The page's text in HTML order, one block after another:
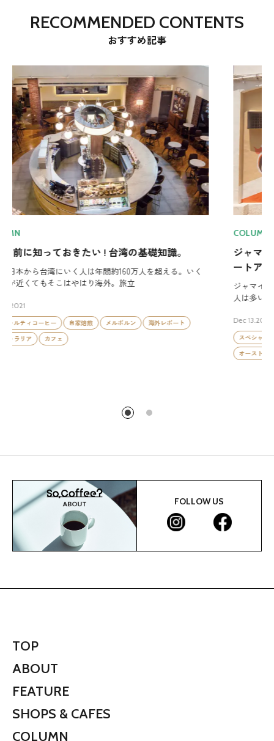
RECOMMENDED CONTENTS
おすすめ記事
ジャマイカならではのレゲエミュージック＆ストリ
ートアート。
ジャマイカといえば“レゲエの神様”、ボブ・マーリーが浮かぶ
Dec 13.2021
スペシャルティコーヒー
FOLLOW US
TOP
ABOUT
FEATURE
SHOPS & CAFES
COLUMN